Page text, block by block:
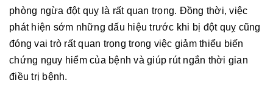
phòng ngừa đột quỵ là rất quan trọng. Đồng thời, việc
phát hiện sớm những dấu hiệu trước khi bị đột quỵ cũng
đóng vai trò rất quan trọng trong việc giảm thiểu biến
chứng nguy hiểm của bệnh và giúp rút ngắn thời gian
điều trị bệnh.